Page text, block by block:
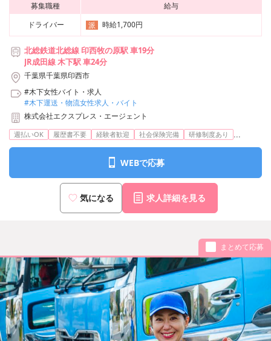
募集職種
給与
ドライバー
派 時給1,700円
北総鉄道北総線 印西牧の原駅 車19分
JR成田線 木下駅 車24分
千葉県千葉県印西市
#木下女性バイト・求人
#木下運送・物流女性求人・バイト
株式会社エクスプレス・エージェント
週払いOK 履歴書不要 経験者歓迎 社会保険完備 研修制度あり ...
WEBで応募
気になる 求人詳細を見る
まとめて応募